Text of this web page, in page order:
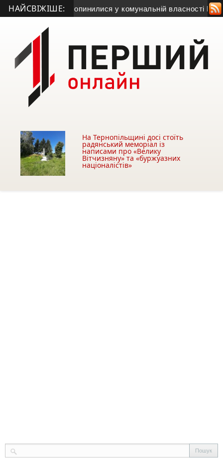
НАЙСВІЖІШЕ:
незаконно опинилися у комунальній власності Бучацької
На Тернопільщині досі стоїть
радянський меморіал із
написами про «Велику
Вітчизняну» та «буржуазних
націоналістів»